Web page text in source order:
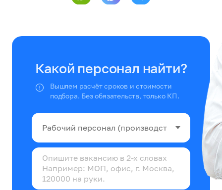
Какой персонал найти?
Вышлем расчёт сроков и стоимости
подбора. Без обязательств, только КП.